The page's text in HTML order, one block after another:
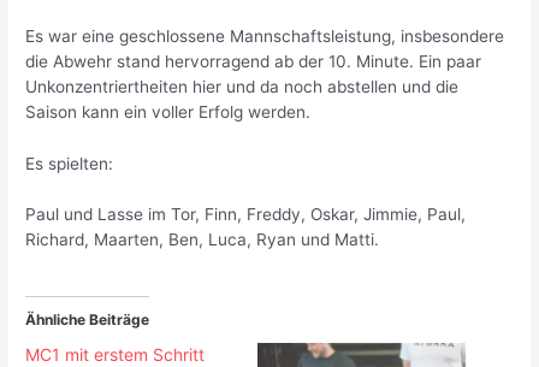
Es war eine geschlossene Mannschaftsleistung, insbesondere
die Abwehr stand hervorragend ab der 10. Minute. Ein paar
Unkonzentriertheiten hier und da noch abstellen und die
Saison kann ein voller Erfolg werden.
Es spielten:
Paul und Lasse im Tor, Finn, Freddy, Oskar, Jimmie, Paul,
Richard, Maarten, Ben, Luca, Ryan und Matti.
Ähnliche Beiträge
MC1 mit erstem Schritt